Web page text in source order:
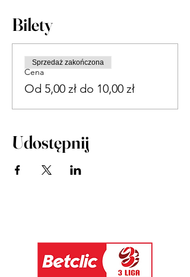
Bilety
Cena
Od 5,00 zł do 10,00 zł
Sprzedaż zakończona
Udostępnij